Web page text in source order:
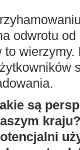
odwrotu
to wierzymy.
są